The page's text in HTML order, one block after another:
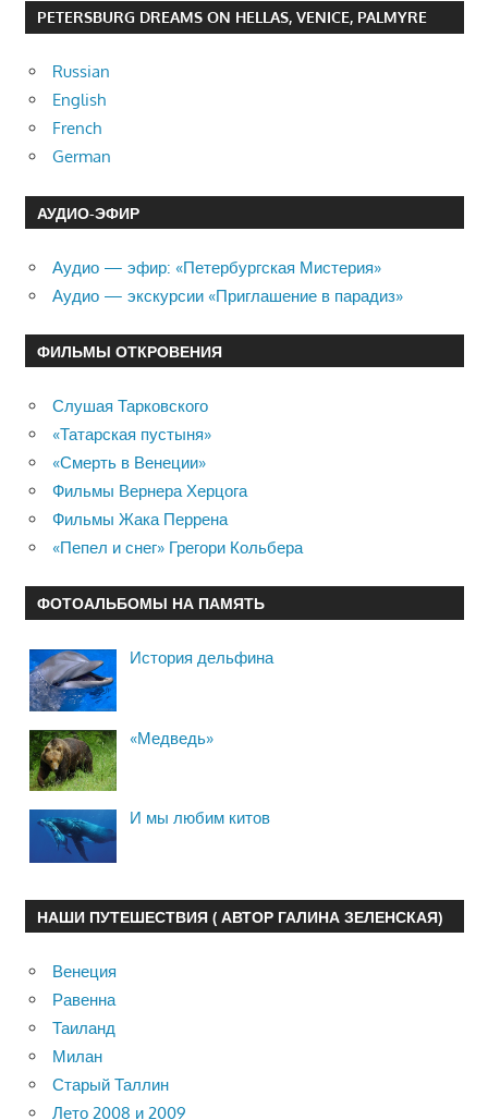
PETERSBURG DREAMS ON HELLAS, VENICE, PALMYRE
Russian
English
French
German
АУДИО-ЭФИР
Аудио — эфир: «Петербургская Мистерия»
Аудио — экскурсии «Приглашение в парадиз»
ФИЛЬМЫ ОТКРОВЕНИЯ
Слушая Тарковского
«Татарская пустыня»
«Смерть в Венеции»
Фильмы Вернера Херцога
Фильмы Жака Перрена
«Пепел и снег» Грегори Кольбера
ФОТОАЛЬБОМЫ НА ПАМЯТЬ
История дельфина
«Медведь»
И мы любим китов
НАШИ ПУТЕШЕСТВИЯ ( АВТОР ГАЛИНА ЗЕЛЕНСКАЯ)
Венеция
Равенна
Таиланд
Милан
Старый Таллин
Лето 2008 и 2009